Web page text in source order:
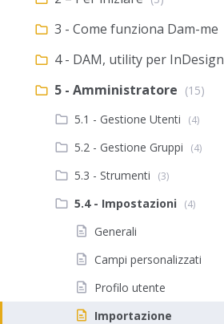
3 - Come funziona Dam-me
4 - DAM, utility per InDesign
5 - Amministratore (15)
5.1 - Gestione Utenti
(4)
5.2 - Gestione Gruppi (4)
5.3 - Strumenti (3)
5.4 - Impostazioni (4)
Generali
Campi personalizzati
Profilo utente
Importazione